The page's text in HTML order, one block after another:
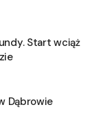
Start wciąż
Dąbrowie